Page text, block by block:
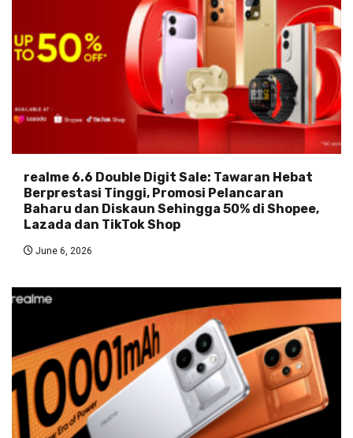
realme 6.6 Double Digit Sale: Tawaran Hebat
Berprestasi Tinggi, Promosi Pelancaran
Baharu dan Diskaun Sehingga 50% di Shopee,
Lazada dan TikTok Shop
June 6, 2026